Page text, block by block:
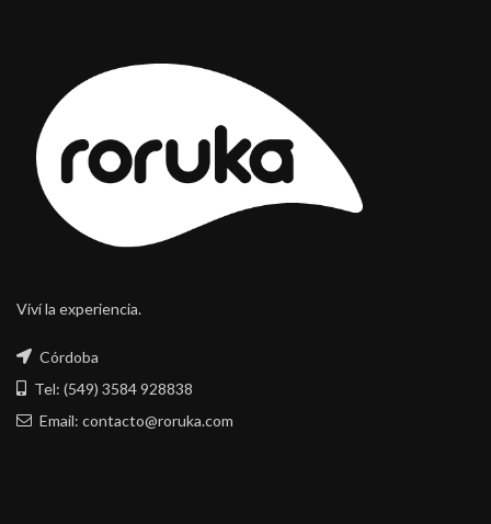
Viví la experiencia.
Córdoba
Tel: (549) 3584 928838
Email: contacto@roruka.com